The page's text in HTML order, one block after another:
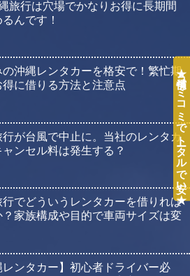
旅行は穴場でかなりお得に長期間
んです！
の沖縄レンタカーを格安で！繁忙期
得に借りる方法と注意点
行が台風で中止に。当社のレンタカ
ャンセル料は発生する？
行でどういうレンタカーを借りれば
？家族構成や目的で車両サイズは変
レンタカー】初心者ドライバー必
★補償コミコミでトータルで安い★